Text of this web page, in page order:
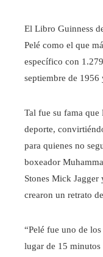
El Libro Guinness
Pelé como el que
específico con
septiembre de
Tal fue su fama que
deporte,
para quienes no
boxeador
Stones Mick
crearon un retrato
“Pelé fue uno de
lugar de 15